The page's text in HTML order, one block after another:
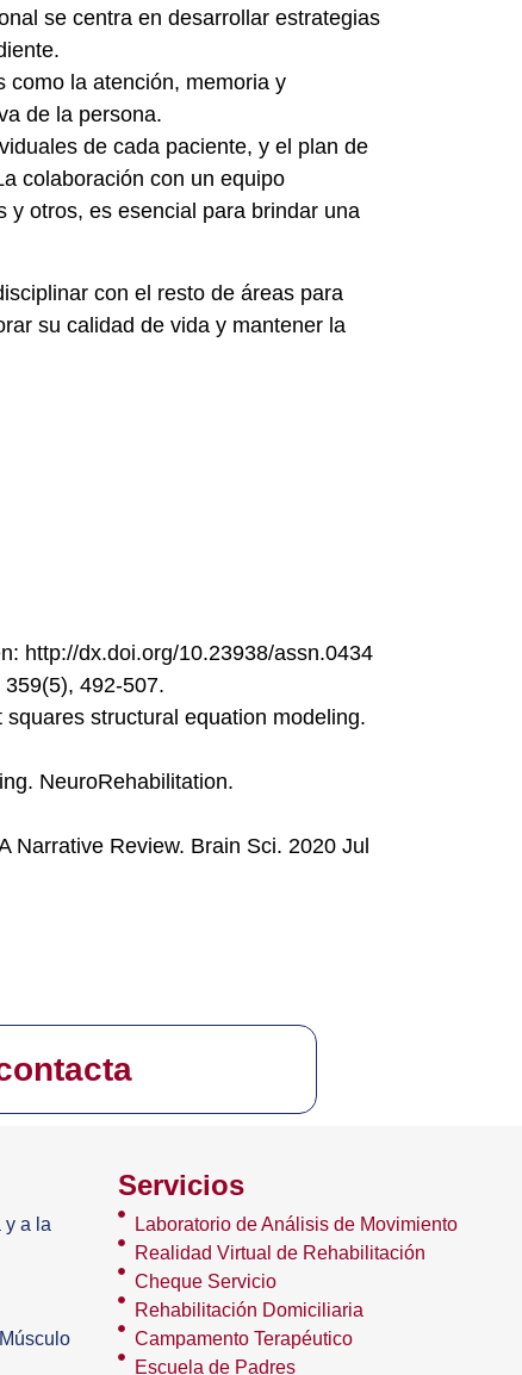
se centra en desarrollar estrategias
como la atención, memoria y
de la persona.
de cada paciente, y el plan de
colaboración con un equipo
y otros, es esencial para brindar una
con el resto de áreas para
su calidad de vida y mantener la
http://dx.doi.org/10.23938/assn.0434
492-507.
structural equation modeling.
NeuroRehabilitation.
Narrative Review. Brain Sci. 2020 Jul
y a la
Servicios
Laboratorio de Análisis de Movimiento
Realidad Virtual de Rehabilitación
Cheque Servicio
Rehabilitación Domiciliaria
Campamento Terapéutico
Escuela de Padres